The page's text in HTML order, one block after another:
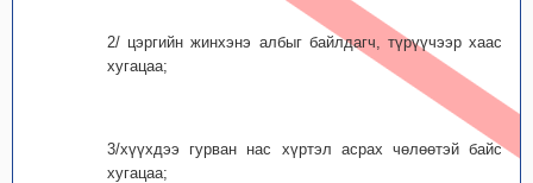
2/ цэргийн жинхэнэ албыг байлдагч, түрүүчээр хаасан
хугацаа;
3/хүүхдээ гурван нас хүртэл асрах чөлөөтэй байсан
хугацаа;